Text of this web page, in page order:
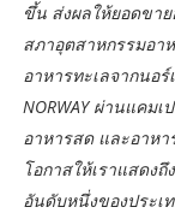
ขึ้น ส่งผลให้ยอดขา
สภาอุตสาหกรรมอา
อาหารทะเลจากนอร์
NORWAY ผ่านแคม
อาหารสด และอาห
โอกาสให้เราแสดง
อันดับหนึ่งของประ